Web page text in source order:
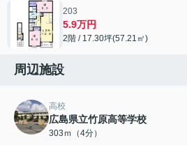
203
5.9万円
2階 / 17.30坪(57.21㎡)
周辺施設
高校
広島県立竹原高等学校
303ｍ（4分）